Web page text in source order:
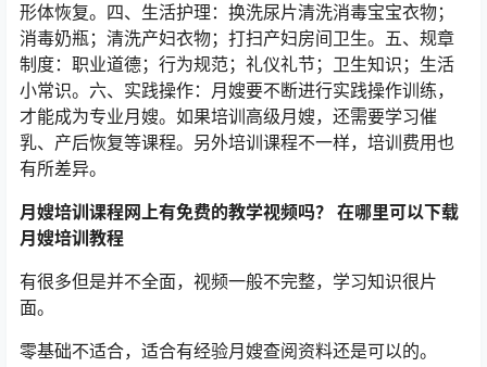
形体恢复。四、生活护理：换洗尿片清洗消毒宝宝衣物；
消毒奶瓶；清洗产妇衣物；打扫产妇房间卫生。五、规章
制度：职业道德；行为规范；礼仪礼节；卫生知识；生活
小常识。六、实践操作：月嫂要不断进行实践操作训练，
才能成为专业月嫂。如果培训高级月嫂，还需要学习催
乳、产后恢复等课程。另外培训课程不一样，培训费用也
有所差异。
月嫂培训课程网上有免费的教学视频吗？ 在哪里可以下载
月嫂培训教程
有很多但是并不全面，视频一般不完整，学习知识很片
面。
零基础不适合，适合有经验月嫂查阅资料还是可以的。